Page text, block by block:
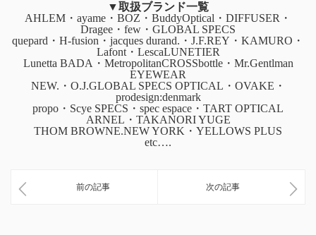
▼取扱ブランド一覧
AHLEM・ayame・BOZ・BuddyOptical・DIFFUSER・
Dragee・few・GLOBAL SPECS
quepard・H-fusion・jacques durand.・J.F.REY・KAMURO・
Lafont・LescaLUNETIER
Lunetta BADA・MetropolitanCROSSbottle・Mr.Gentlman
EYEWEAR
NEW.・O.J.GLOBAL SPECS OPTICAL・OVAKE・
prodesign:denmark
propo・Scye SPECS・spec espace・TART OPTICAL
ARNEL・TAKANORI YUGE
THOM BROWNE.NEW YORK・YELLOWS PLUS
etc….
前の記事 次の記事